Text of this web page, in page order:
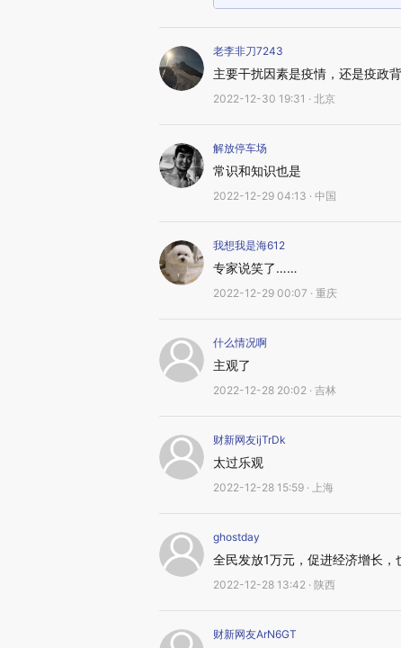
老李非刀7243
主要干扰因素是疫情，还是疫政
2022-12-30 19:31 · 北京
解放停车场
常识和知识也是
2022-12-29 04:13 · 中国
我想我是海612
专家说笑了……
2022-12-29 00:07 · 重庆
什么情况啊
主观了
2022-12-28 20:02 · 吉林
财新网友ijTrDk
太过乐观
2022-12-28 15:59 · 上海
ghostday
全民发放1万元，促进经济增长
2022-12-28 13:42 · 陕西
财新网友ArN6GT